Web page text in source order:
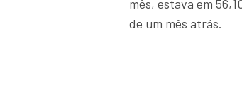
mês, estava em
de um mês atrás.